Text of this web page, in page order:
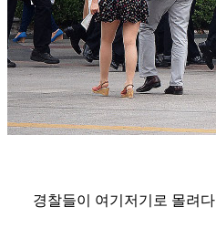
경찰들이 여기저기로 몰려